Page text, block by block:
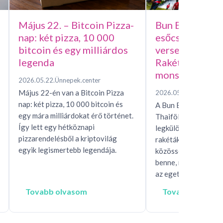
Május 22. – Bitcoin Pizza-
nap: két pizza, 10 000
bitcoin és egy milliárdos
legenda
2026.05.22.Ünnepek.center
Május 22-én van a Bitcoin Pizza
nap: két pizza, 10 000 bitcoin és
egy mára milliárdokat érő történet.
Így lett egy hétköznapi
pizzarendelésből a kriptovilág
egyik legismertebb legendája.
Tovabb olvasom
Bun Bang Fai –
esőcsináló
versenye,
monszunért
2026.05.15.
A Bun Bang Fai
Thaiföld és Laosz
legkülönösebb
rakéták, mítoszok,
közösségi rítusok
benne, miközben
az eget, hogy…
Tovabb